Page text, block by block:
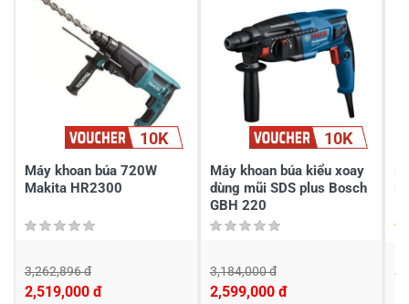
-
1
13%
Chia sẻ nhận xét về sản phẩm
Viết nhận xét của bạn
10K
Máy khoan búa 720W
Makita HR2300
3,262,896 đ
2,519,000 đ
10K
Máy khoan búa kiểu xoay
dùng mũi SDS plus Bosch
GBH 220
3,184,000 đ
2,599,000 đ